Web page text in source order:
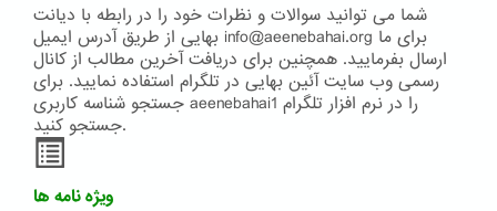
شما می توانید سوالات و نظرات خود را در رابطه با دیانت
بهایی از طریق آدرس ایمیل info@aeenebahai.org برای ما
ارسال بفرمایید. همچنین برای دریافت آخرین مطالب از کانال
رسمی وب سایت آئین بهایی در تلگرام استفاده نمایید. برای
جستجو شناسه کاربری aeenebahai1 را در نرم افزار تلگرام
جستجو کنید.
ویژه نامه ها